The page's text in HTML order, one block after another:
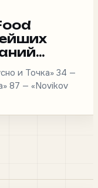
и Точка» 34 —
87 — «Novikov